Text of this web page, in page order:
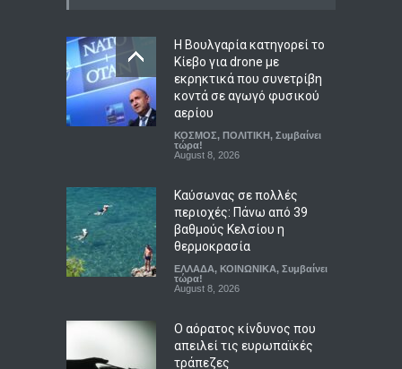
Η Βουλγαρία κατηγορεί το
Κίεβο για drone με
εκρηκτικά που συνετρίβη
κοντά σε αγωγό φυσικού
αερίου
τώρα!
August 8, 2026
Καύσωνας σε πολλές
περιοχές: Πάνω από 39
βαθμούς Κελσίου η
θερμοκρασία
τώρα!
August 8, 2026
Ο αόρατος κίνδυνος που
απειλεί τις ευρωπαϊκές
τράπεζες